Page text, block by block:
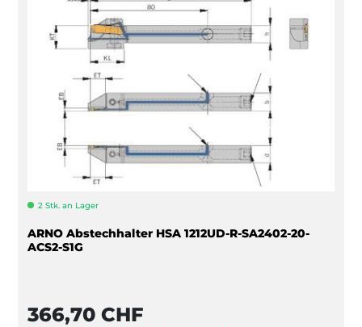
2 Stk. an Lager
ARNO Abstechhalter HSA 1212UD-R-SA2402-20-
ACS2-S1G
366,70 CHF